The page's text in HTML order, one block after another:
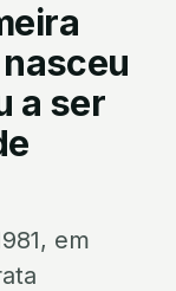
a ser
em